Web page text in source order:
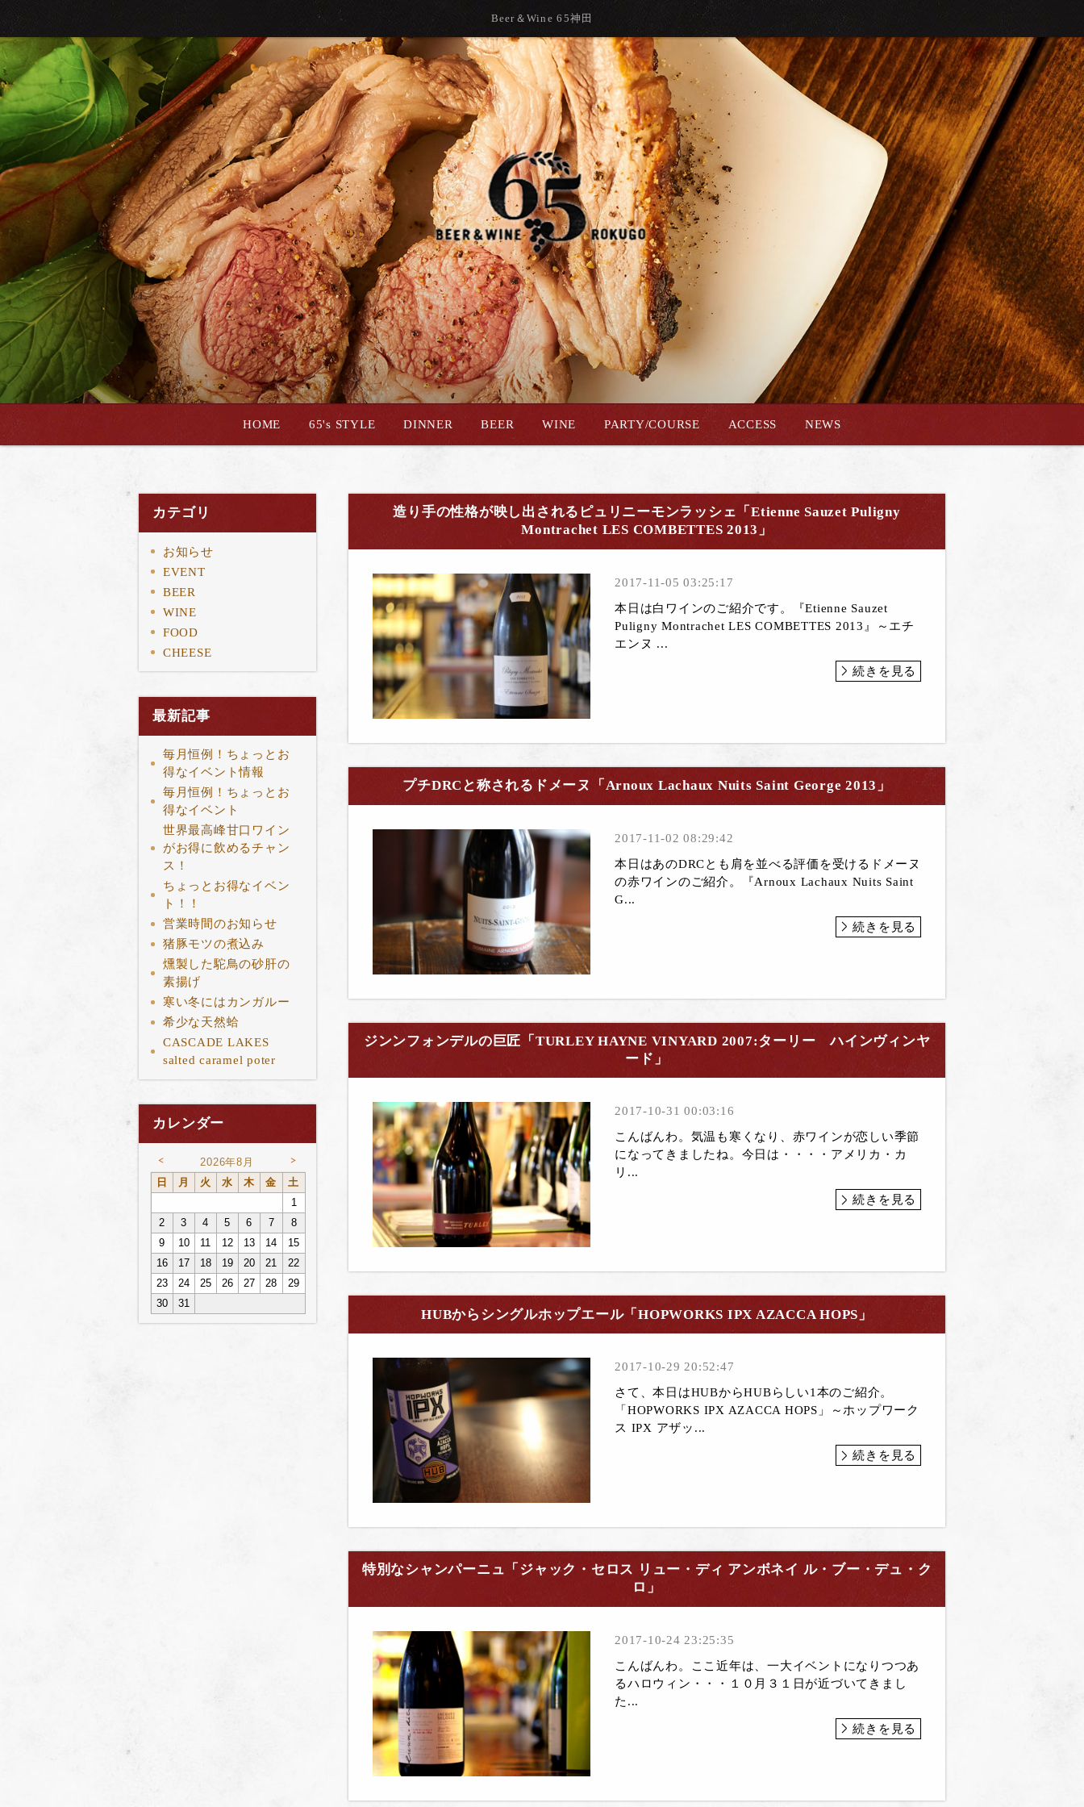
Beer＆Wine 65神田
HOME 65's STYLE DINNER BEER WINE PARTY/COURSE ACCESS NEWS
カテゴリ
お知らせ
EVENT
BEER
WINE
FOOD
CHEESE
最新記事
毎月恒例！ちょっとお
得なイベント情報
毎月恒例！ちょっとお
得なイベント
世界最高峰甘口ワイン
がお得に飲めるチャン
ス！
ちょっとお得なイベン
ト！！
営業時間のお知らせ
猪豚モツの煮込み
燻製した駝鳥の砂肝の
素揚げ
寒い冬にはカンガルー
希少な天然蛤
CASCADE LAKES
salted caramel poter
カレンダー
< 2026年8月 >
日 月 火 水 木 金
土
1
2
3 4 5 6 7
8
9
10 11 12 13 14
15
16
17 18 19 20 21
22
23
24 25 26 27 28
29
30
31
造り手の性格が映し出されるピュリニーモンラッシェ「Etienne Sauzet Puligny
Montrachet LES COMBETTES 2013」
2017-11-05 03:25:17
本日は白ワインのご紹介です。『Etienne Sauzet
Puligny Montrachet LES COMBETTES 2013』～エチ
エンヌ ...
続きを見る
プチDRCと称されるドメーヌ「Arnoux Lachaux Nuits Saint George 2013」
2017-11-02 08:29:42
本日はあのDRCとも肩を並べる評価を受けるドメーヌ
の赤ワインのご紹介。『Arnoux Lachaux Nuits Saint
G...
続きを見る
ジンンフォンデルの巨匠「TURLEY HAYNE VINYARD 2007:ターリー ハインヴィンヤ
ード」
2017-10-31 00:03:16
こんばんわ。気温も寒くなり、赤ワインが恋しい季節
になってきましたね。今日は・・・・アメリカ・カ
リ...
続きを見る
HUBからシングルホップエール「HOPWORKS IPX AZACCA HOPS」
2017-10-29 20:52:47
さて、本日はHUBからHUBらしい1本のご紹介。
「HOPWORKS IPX AZACCA HOPS」～ホップワーク
ス IPX アザッ...
続きを見る
特別なシャンパーニュ「ジャック・セロス リュー・ディ アンボネイ ル・ブー・デュ・ク
ロ」
2017-10-24 23:25:35
こんばんわ。ここ近年は、一大イベントになりつつあ
るハロウィン・・・１０月３１日が近づいてきまし
た...
続きを見る